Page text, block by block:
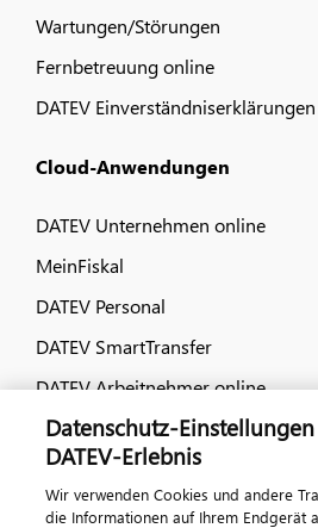
Wartungen/Störungen
Fernbetreuung online
DATEV Einverständniserklärungen
Cloud-Anwendungen
DATEV Unternehmen online
MeinFiskal
DATEV Personal
DATEV SmartTransfer
DATEV Arbeitnehmer online
Dialog & Medien
Veranstaltungen
Datenschutz-
DATEV-Erlebnis
Wir verwenden Cookies und andere
die Informationen auf Ihrem Endgerät